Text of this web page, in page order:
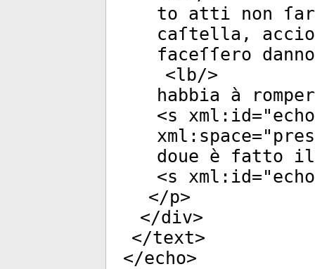
to atti non
caſtella,
faceſſero
<lb/>
habbia à
<s xml:id="
xml:space="
doue è fatto il
<s xml:id="
</p>
</div>
</text>
</echo>